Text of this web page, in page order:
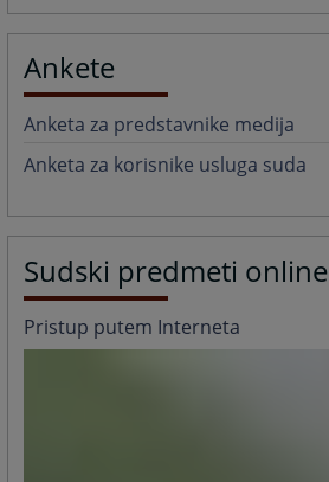
Ankete
Anketa za predstavnike medija
Anketa za korisnike usluga suda
Sudski predmeti online
Pristup putem Interneta